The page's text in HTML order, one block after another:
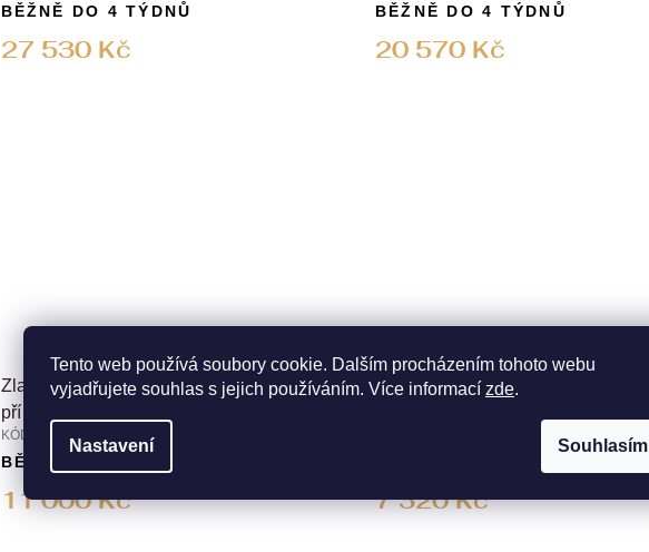
Tento web používá soubory cookie. Dalším procházením tohoto webu
vyjadřujete souhlas s jejich používáním. Více informací zde.
Nastavení Souhlasím
27 530 Kč
BĚŽNĚ DO 4 TÝDNŮ
20 570 Kč
BĚŽNĚ DO 4 TÝDNŮ
Zlaté dětské náušnice srdíčka s
přírodními diamanty
KÓD: ZNDE060Z-03-1000
11 000 Kč
BĚŽNĚ DO 4 TÝDNŮ
Zlaté dětské náušnice srdíčka s
7 320 Kč